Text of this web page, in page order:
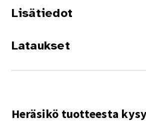
Lisätiedot
Lataukset
Heräsikö tuotteesta